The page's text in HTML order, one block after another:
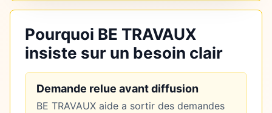
Pourquoi BE TRAVAUX
insiste sur un besoin clair
Demande relue avant diffusion
BE TRAVAUX aide a sortir des demandes